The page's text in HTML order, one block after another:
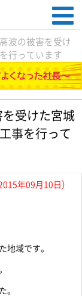
波の被害を受け
行っています
を受けた宮城
事を行って
2015年09月10日）
地域です。
。